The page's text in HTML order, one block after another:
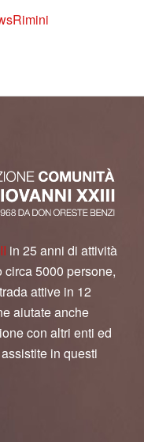
in 25 anni di attività
circa 5000 persone,
attive in 12
aiutate anche
con altri enti ed
in questi